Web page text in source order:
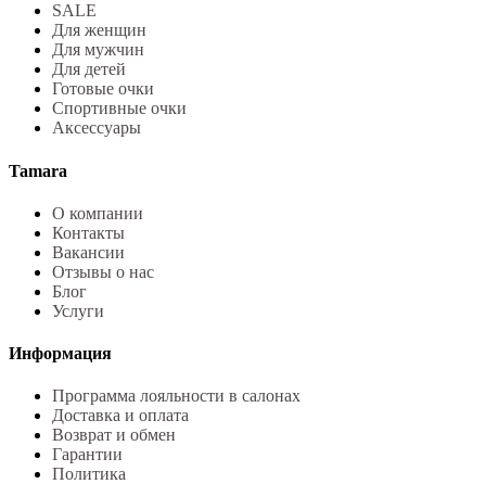
SALE
Для женщин
Для мужчин
Для детей
Готовые очки
Спортивные очки
Аксессуары
Tamara
О компании
Контакты
Вакансии
Отзывы о нас
Блог
Услуги
Информация
Программа лояльности в салонах
Доставка и оплата
Возврат и обмен
Гарантии
Политика